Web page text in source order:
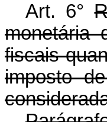
Art. 6°
monetária
fiscais
imposto